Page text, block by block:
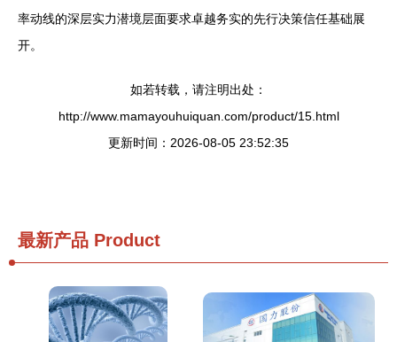
率动线的深层实力潜境层面要求卓越务实的先行决策信任基础展
开。
如若转载，请注明出处：
http://www.mamayouhuiquan.com/product/15.html
更新时间：2026-08-05 23:52:35
最新产品 Product